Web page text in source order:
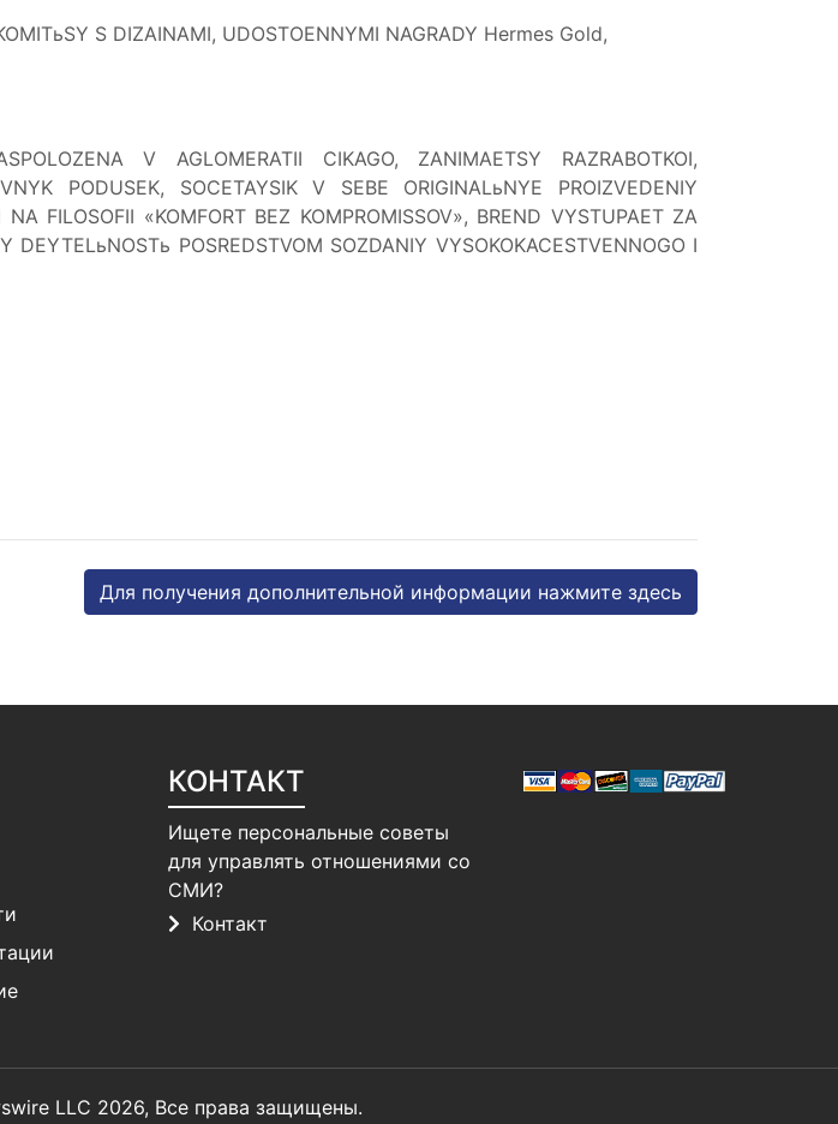
S DIZAINAMI, UDOSTOENNYMI NAGRADY Hermes Gold,
V AGLOMERATII CIKAGO, ZANIMAETSY RAZRABOTKOI,
PODUSEK, SOCETAYSIK V SEBE ORIGINALьNYE PROIZVEDENIY
FILOSOFII «KOMFORT BEZ KOMPROMISSOV», BREND VYSTUPAET ZA
POSREDSTVOM SOZDANIY VYSOKOKACESTVENNOGO I
Для получения дополнительной информации нажмите здесь
КОНТАКТ
Ищете персональные советы
для управлять отношениями со
СМИ?
Контакт
LLC 2026, Все права защищены.